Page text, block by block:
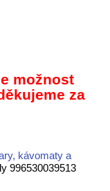
možnost
za
kávomaty a
996530039513